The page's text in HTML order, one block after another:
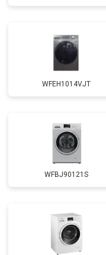
Замена подшипников
Замена мотора
Замена ТЭН
Замена блока управления
Замена прессостата
Замена сливного насоса
WFEH1014VJT
WFBJ90121S